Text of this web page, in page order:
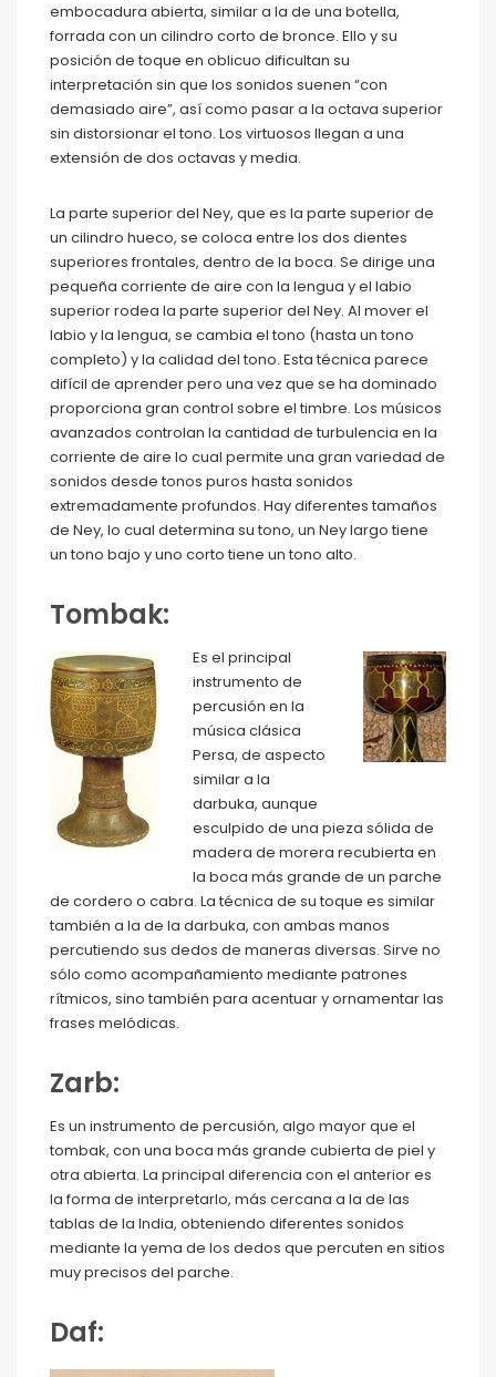
embocadura abierta, similar a la de una botella,
forrada con un cilindro corto de bronce. Ello y su
posición de toque en oblicuo dificultan su
interpretación sin que los sonidos suenen “con
demasiado aire”, así como pasar a la octava superior
sin distorsionar el tono. Los virtuosos llegan a una
extensión de dos octavas y media.
La parte superior del Ney, que es la parte superior de
un cilindro hueco, se coloca entre los dos dientes
superiores frontales, dentro de la boca. Se dirige una
pequeña corriente de aire con la lengua y el labio
superior rodea la parte superior del Ney. Al mover el
labio y la lengua, se cambia el tono (hasta un tono
completo) y la calidad del tono. Esta técnica parece
difícil de aprender pero una vez que se ha dominado
proporciona gran control sobre el timbre. Los músicos
avanzados controlan la cantidad de turbulencia en la
corriente de aire lo cual permite una gran variedad de
sonidos desde tonos puros hasta sonidos
extremadamente profundos. Hay diferentes tamaños
de Ney, lo cual determina su tono, un Ney largo tiene
un tono bajo y uno corto tiene un tono alto.
Tombak:
Es el principal
instrumento de
percusión en la
música clásica
Persa, de aspecto
similar a la
darbuka, aunque
esculpido de una pieza sólida de
madera de morera recubierta en
la boca más grande de un parche
de cordero o cabra. La técnica de su toque es similar
también a la de la darbuka, con ambas manos
percutiendo sus dedos de maneras diversas. Sirve no
sólo como acompañamiento mediante patrones
rítmicos, sino también para acentuar y ornamentar las
frases melódicas.
Zarb:
Es un instrumento de percusión, algo mayor que el
tombak, con una boca más grande cubierta de piel y
otra abierta. La principal diferencia con el anterior es
la forma de interpretarlo, más cercana a la de las
tablas de la India, obteniendo diferentes sonidos
mediante la yema de los dedos que percuten en sitios
muy precisos del parche.
Daf: